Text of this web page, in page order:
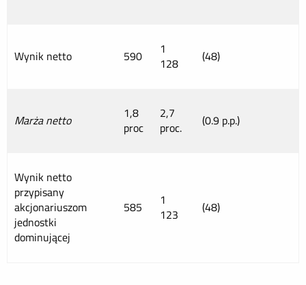
Wynik netto 590
1
128
(48)
Marża netto
1,8
proc
2,7
proc.
(0.9 p.p.)
Wynik netto
przypisany
akcjonariuszom
jednostki
dominującej
585
1
123
(48)